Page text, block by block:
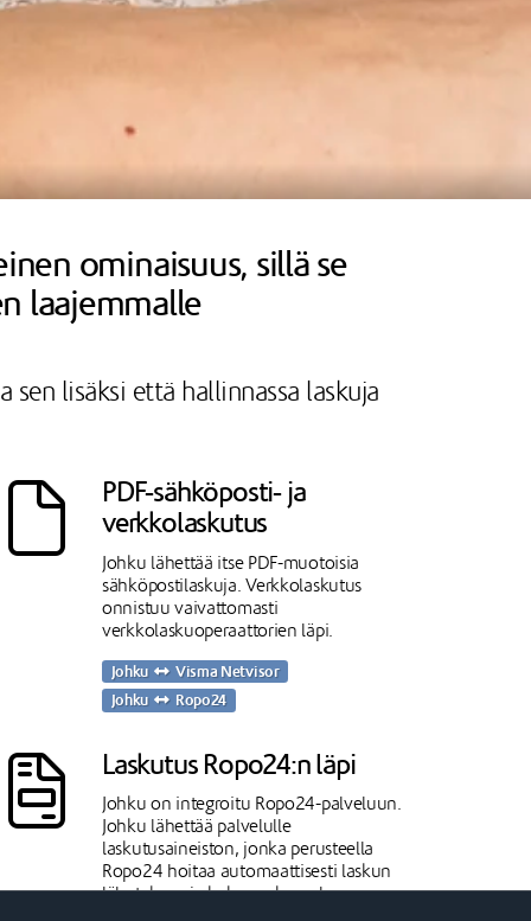
ominaisuus, sillä se
laajemmalle
sen lisäksi että hallinnassa laskuja
PDF-sähköposti- ja
verkkolaskutus
Johku lähettää itse PDF-muotoisia
sähköpostilaskuja. Verkkolaskutus
onnistuu vaivattomasti
verkkolaskuoperaattorien läpi.
Johku
Visma Netvisor
Johku
Ropo24
Laskutus Ropo24:n läpi
Johku on integroitu Ropo24-palveluun.
Johku lähettää palvelulle
laskutusaineiston, jonka perusteella
Ropo24 hoitaa automaattisesti laskun
lähetyksen ja koko maksuvalvonnan